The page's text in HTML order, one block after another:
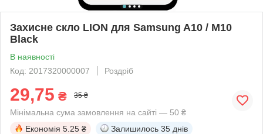
Захисне скло LION для Samsung A10 / M10
Black
В наявності
Код: 2017320000007
Роздріб
29,75 ₴ 35 ₴
Мінімальна сума замовлення на сайті — 50 ₴
Економія 5.25 ₴ Залишилось 35 днів